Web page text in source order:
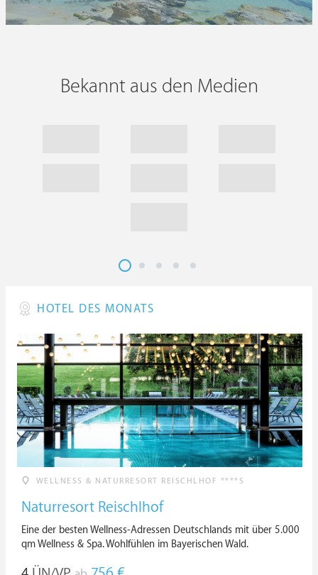
Bekannt aus den Medien
HOTEL DES MONATS
WELLNESS & NATURRESORT REISCHLHOF ****S
Naturresort Reischlhof
Eine der besten Wellness-Adressen Deutschlands mit über 5.000
qm Wellness & Spa. Wohlfühlen im Bayerischen Wald.